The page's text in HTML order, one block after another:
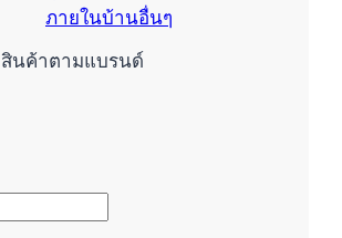
ภายในบ้านอื่นๆ
สินค้าตามแบรนด์